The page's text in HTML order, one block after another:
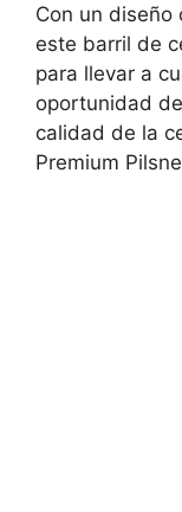
Con un diseño
este barril de
para llevar a
oportunidad
calidad de la
Premium